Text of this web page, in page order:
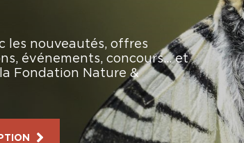
les nouveautés, offres
événements, concours… et
Fondation Nature &